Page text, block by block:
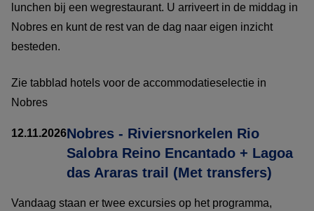
lunchen bij een wegrestaurant. U arriveert in de middag in
Nobres en kunt de rest van de dag naar eigen inzicht
besteden.
Zie tabblad hotels voor de accommodatieselectie in
Nobres
12.11.2026Nobres - Riviersnorkelen Rio
Salobra Reino Encantado + Lagoa
das Araras trail (Met transfers)
Vandaag staan er twee excursies op het programma,